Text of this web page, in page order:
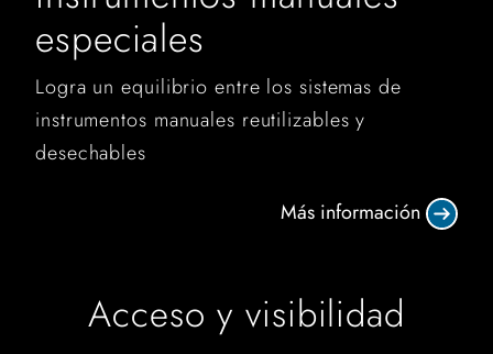
especiales
Logra un equilibrio entre los sistemas de
instrumentos manuales reutilizables y
desechables
Más información
Acceso y visibilidad